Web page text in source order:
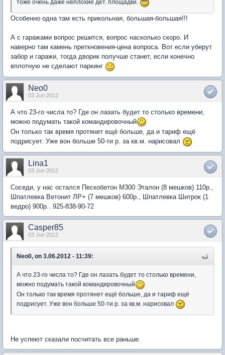
тоже очень даже неплохие дет. площадки.
Особенно одна там есть прикольная, большая-большая!!!
А с гаражами вопрос решится, вопрос насколько скоро. И
наверно там камень преткновения-цена вопроса. Вот если уберут
забор и гаражи, тогда дворик получше станет, если конечно
вплотную не сделают паркинг
Neo0
03 Jun 2012
А что 23-го числа то? Где он лазать будет то столько времени,
можно подумать такой командировочный
Он только так время протянет ещё больше, да и тариф ещё
подрисует. Уже вон больше 50-ти р. за кв.м. нарисовал
Lina1
03 Jun 2012
Соседи, у нас остался Пескобетон М300 Эталон (8 мешков) 110р.,
Шпатлевка Ветонит ЛР+ (7 мешков) 600р., Шпатлевка Шитрок (1
ведро) 900р.. 925-838-90-72
Casper85
03 Jun 2012
Neo0, on 3.06.2012 - 11:39:
А что 23-го числа то? Где он лазать будет то столько времени,
можно подумать такой командировочный
Он только так время протянет ещё больше, да и тариф ещё
подрисует. Уже вон больше 50-ти р. за кв.м. нарисовал
Не успеют сказали посчитать все раньше.